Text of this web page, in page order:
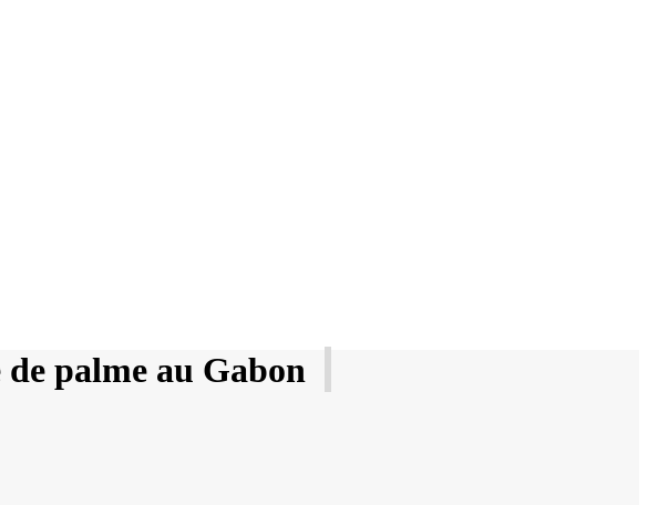
palme au Gabon